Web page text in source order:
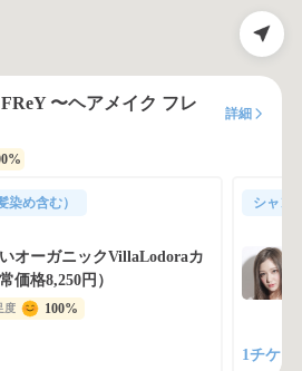
〜ヘアメイク フレ
詳細
染め含む）
オーガニックVillaLodoraカ
格8,250円）
度 100%
シャン
1チケッ